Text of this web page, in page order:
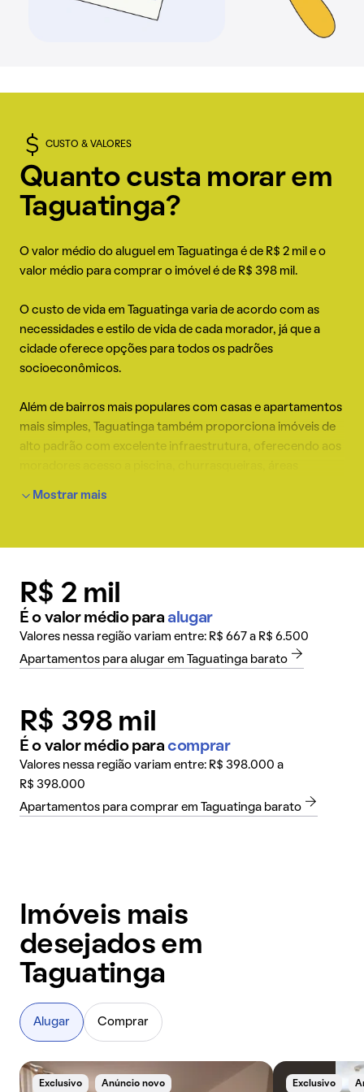
CUSTO & VALORES
Quanto custa morar em
Taguatinga?
O valor médio do aluguel em Taguatinga é de R$ 2 mil e o
valor médio para comprar o imóvel é de R$ 398 mil.
O custo de vida em Taguatinga varia de acordo com as
necessidades e estilo de vida de cada morador, já que a
cidade oferece opções para todos os padrões
socioeconômicos.
Além de bairros mais populares com casas e apartamentos
mais simples, Taguatinga também proporciona imóveis de
alto padrão com excelente infraestrutura, oferecendo aos
Mostrar mais
R$ 2 mil
É o valor médio para alugar
Valores nessa região variam entre: R$ 667 a R$ 6.500
Apartamentos para alugar em Taguatinga barato
R$ 398 mil
É o valor médio para comprar
Valores nessa região variam entre: R$ 398.000 a
R$ 398.000
Apartamentos para comprar em Taguatinga barato
Imóveis mais
desejados em
Taguatinga
Exclusivo Anúncio novo Exclusivo
Alugar Comprar